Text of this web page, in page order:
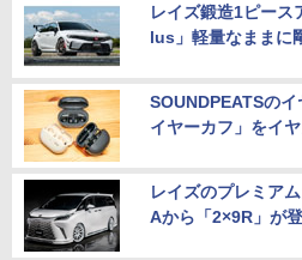
レイズ鍛造1ピース
lus」軽量なままに
SOUNDPEATSの
イヤーカフ」をイ
レイズのプレミア
Aから「2×9R」が登